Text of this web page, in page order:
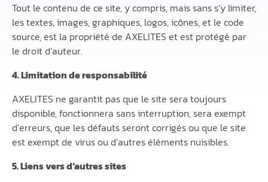
Tout le contenu de ce site, y compris, mais sans s’y limiter,
les textes, images, graphiques, logos, icônes, et le code
source, est la propriété de AXELITES et est protégé par
le droit d’auteur.
4. Limitation de responsabilité
AXELITES ne garantit pas que le site sera toujours
disponible, fonctionnera sans interruption, sera exempt
d’erreurs, que les défauts seront corrigés ou que le site
est exempt de virus ou d’autres éléments nuisibles.
5. Liens vers d’autres sites